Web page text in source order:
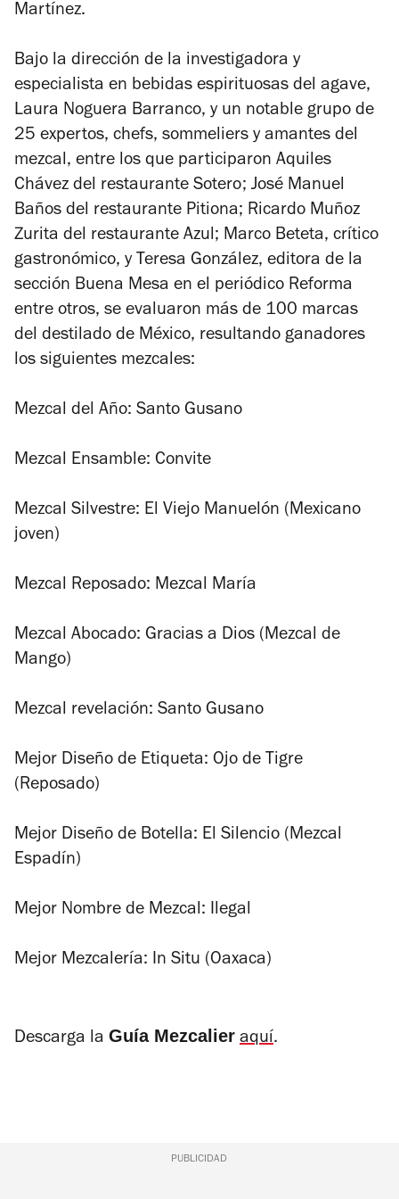
Martínez.
Bajo la dirección de la investigadora y
especialista en bebidas espirituosas del agave,
Laura Noguera Barranco, y un notable grupo de
25 expertos, chefs, sommeliers y amantes del
mezcal, entre los que participaron Aquiles
Chávez del restaurante Sotero; José Manuel
Baños del restaurante Pitiona; Ricardo Muñoz
Zurita del restaurante Azul; Marco Beteta, crítico
gastronómico, y Teresa González, editora de la
sección Buena Mesa en el periódico Reforma
entre otros, se evaluaron más de 100 marcas
del destilado de México, resultando ganadores
los siguientes mezcales:
Mezcal del Año: Santo Gusano
Mezcal Ensamble: Convite
Mezcal Silvestre: El Viejo Manuelón (Mexicano
joven)
Mezcal Reposado: Mezcal María
Mezcal Abocado: Gracias a Dios (Mezcal de
Mango)
Mezcal revelación: Santo Gusano
Mejor Diseño de Etiqueta: Ojo de Tigre
(Reposado)
Mejor Diseño de Botella: El Silencio (Mezcal
Espadín)
Mejor Nombre de Mezcal: Ilegal
Mejor Mezcalería: In Situ (Oaxaca)
Descarga la Guía Mezcalier aquí.
PUBLICIDAD